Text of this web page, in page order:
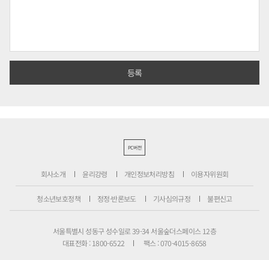
PC버전
회사소개 윤리강령 개인정보처리방침 이용자위원회
청소년보호정책 정정·반론보도 기사심의규정 불편신고
서울특별시 성동구 성수일로 39-34 서울숲더스페이스 12층
대표전화 : 1800-6522
팩스 : 070-4015-8658